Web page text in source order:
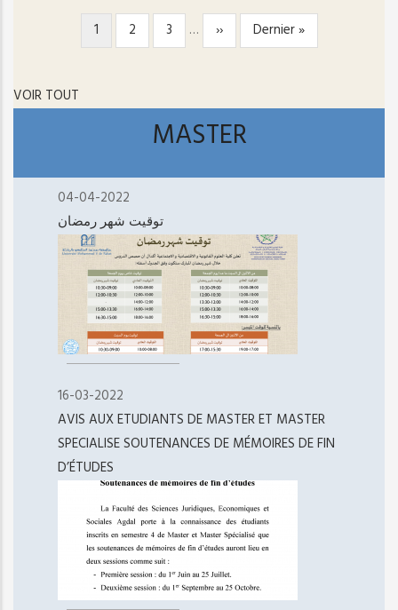
PAGINATIONPage
courante
1 Page
2 Page
3 …
Page
suivante
››
Dernière
page
Dernier »
VOIR TOUT
MASTER
04-04-2022
توقيت شهر رمضان
16-03-2022
AVIS AUX ETUDIANTS DE MASTER ET MASTER
SPECIALISE SOUTENANCES DE MÉMOIRES DE FIN
D’ÉTUDES